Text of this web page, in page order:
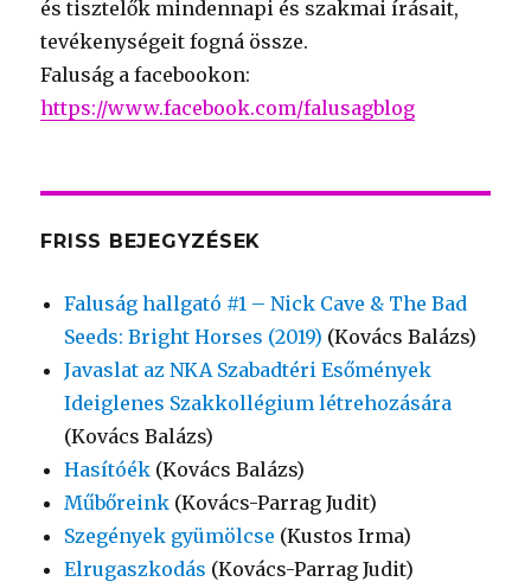
és tisztelők mindennapi és szakmai írásait,
tevékenységeit fogná össze.
Faluság a facebookon:
https://www.facebook.com/falusagblog
FRISS BEJEGYZÉSEK
Faluság hallgató #1 – Nick Cave & The Bad
Seeds: Bright Horses (2019) (Kovács Balázs)
Javaslat az NKA Szabadtéri Esőmények
Ideiglenes Szakkollégium létrehozására
(Kovács Balázs)
Hasítóék (Kovács Balázs)
Műbőreink (Kovács-Parrag Judit)
Szegények gyümölcse (Kustos Irma)
Elrugaszkodás (Kovács-Parrag Judit)